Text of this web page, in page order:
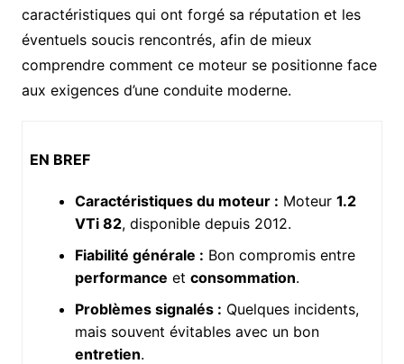
caractéristiques qui ont forgé sa réputation et les
éventuels soucis rencontrés, afin de mieux
comprendre comment ce moteur se positionne face
aux exigences d’une conduite moderne.
EN BREF
Caractéristiques du moteur : Moteur 1.2
VTi 82, disponible depuis 2012.
Fiabilité générale : Bon compromis entre
performance et consommation.
Problèmes signalés : Quelques incidents,
mais souvent évitables avec un bon
entretien.